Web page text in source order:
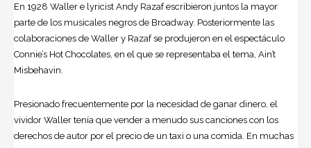
En 1928 Waller e lyricist Andy Razaf escribieron juntos la mayor
parte de los musicales negros de Broadway. Posteriormente las
colaboraciones de Waller y Razaf se produjeron en el espectáculo
Connie’s Hot Chocolates, en el que se representaba el tema, Ain’t
Misbehavin.
Presionado frecuentemente por la necesidad de ganar dinero, el
vividor Waller tenía que vender a menudo sus canciones con los
derechos de autor por el precio de un taxi o una comida. En muchas